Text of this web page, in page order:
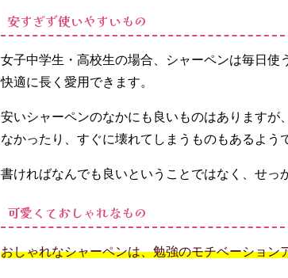
ーペン
（ミラ
ン）
− モノ
シャー
（トン
サファ
ミー）
安すぎず使いやすいもの
女子中学生・高校生の場合、シャーペンは毎日
快適に長く愛用できます。
安いシャーペンのなかにも良いものはありますが
なかったり、すぐに壊れてしまうものもあるよう
書ければなんでも良いということではなく、せっ
可愛くておしゃれなもの
おしゃれなシャーペンは、勉強のモチベーション